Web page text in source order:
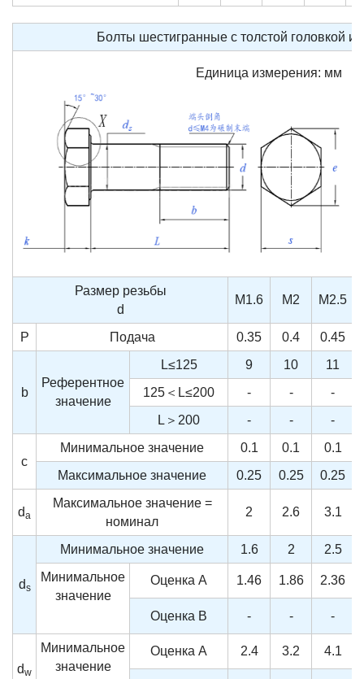
Болты шестигранные с толстой головкой
Единица измерения: мм
Размер резьбы
d
M1.6 M2 M2.5
P Подача 0.35 0.4 0.45
b
Референтное
значение
L≤125 9 10
11
125＜L≤200
- -
-
L＞200
- - -
c
Минимальное значение 0.1 0.1 0.1
Максимальное значение
0.25 0.25 0.25
da
Максимальное значение =
номинал
2 2.6 3.1
ds
Минимальное значение 1.6 2
2.5
Минимальное
значение
Оценка A 1.46 1.86 2.36
Оценка B - - -
dw
Минимальное
значение
Оценка A 2.4 3.2 4.1